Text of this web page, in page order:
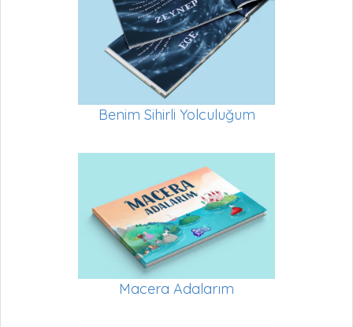
Benim Sihirli Yolculuğum
Macera Adalarım